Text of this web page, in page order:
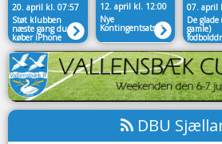
20. april kl. 07:57
Støt klubben
næste gang du
køber iPhone
eller iPad📱
12. april kl. 12:00
Nye
Kontingentsatser
07. april
De
gamle)
søger
DBU